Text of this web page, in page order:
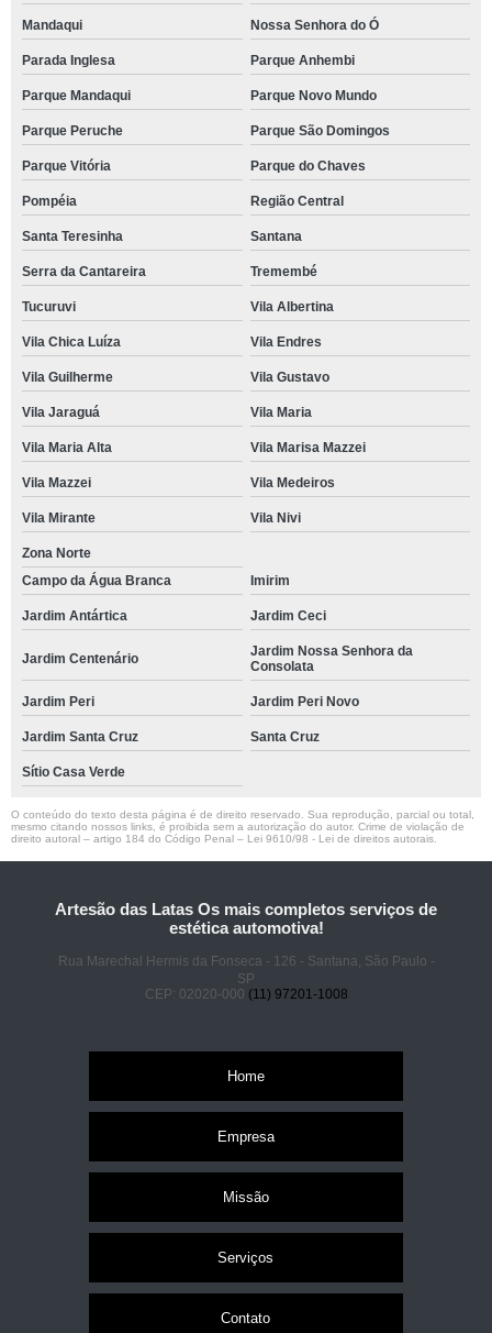
Mandaqui Nossa Senhora do Ó
Parada Inglesa Parque Anhembi
Parque Mandaqui Parque Novo Mundo
Parque Peruche Parque São Domingos
Parque Vitória Parque do Chaves
Pompéia Região Central
Santa Teresinha Santana
Serra da Cantareira Tremembé
Tucuruvi Vila Albertina
Vila Chica Luíza Vila Endres
Vila Guilherme Vila Gustavo
Vila Jaraguá Vila Maria
Vila Maria Alta Vila Marisa Mazzei
Vila Mazzei Vila Medeiros
Vila Mirante Vila Nivi
Zona Norte
Campo da Água Branca
Imirim
Jardim Antártica Jardim Ceci
Jardim Centenário
Jardim Nossa Senhora da
Consolata
Jardim Peri Jardim Peri Novo
Jardim Santa Cruz Santa Cruz
Sítio Casa Verde
O conteúdo do texto desta página é de direito reservado. Sua reprodução, parcial ou total,
mesmo citando nossos links, é proibida sem a autorização do autor. Crime de violação de
direito autoral – artigo 184 do Código Penal – Lei 9610/98 - Lei de direitos autorais
Artesão das Latas Os mais completos serviços de
estética automotiva!
Rua Marechal Hermis da Fonseca - 126 - Santana, São Paulo -
SP
CEP: 02020-000 (11) 97201-1008
Home
Empresa
Missão
Serviços
Contato